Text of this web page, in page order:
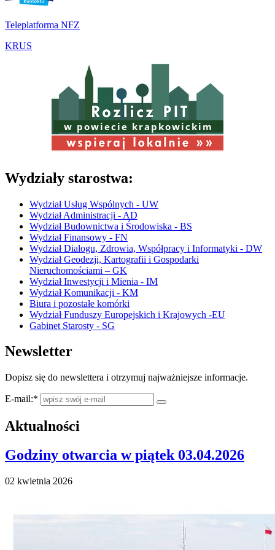
Teleplatforma NFZ
KRUS
w powiecie krapkowickim
Wydziały starostwa:
Wydział Usług Wspólnych - UW
Wydział Administracji - AD
Wydział Budownictwa i Środowiska - BS
Wydział Finansowy - FN
Wydział Dialogu, Zdrowia, Współpracy i Informatyki - DW
Wydział Geodezji, Kartografii i Gospodarki
Nieruchomościami – GK
Wydział Inwestycji i Mienia - IM
Wydział Komunikacji - KM
Biura i pozostałe komórki
Wydział Funduszy Europejskich i Krajowych -EU
Gabinet Starosty - SG
Newsletter
Dopisz się do newslettera i otrzymuj najważniejsze informacje.
E-mail:*
Aktualności
Godziny otwarcia w piątek 03.04.2026
02 kwietnia 2026